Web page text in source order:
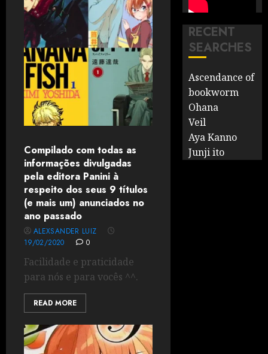
Compilado com todas as
informações divulgadas
pela editora Panini à
respeito dos seus 9 títulos
(e mais um) anunciados no
ano passado
ALEXSANDER LUIZ
19/02/2020
0
Facilidade e praticidade
para nós e para vocês ^^.
READ MORE
RECENT
SEARCHES
Ascendance of
bookworm
Ohana
Veil
Aya Kanno
Junji ito